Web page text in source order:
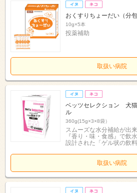
おくすりちょーだい（分包
10g×5本
投薬補助
取扱い病院
ベッツセレクション 犬
ル
360g(15g×3×8袋）
スムーズな水分補給が出
『香り・味・食感』で飲
設計された「ゲル状の飲料
取扱い病院